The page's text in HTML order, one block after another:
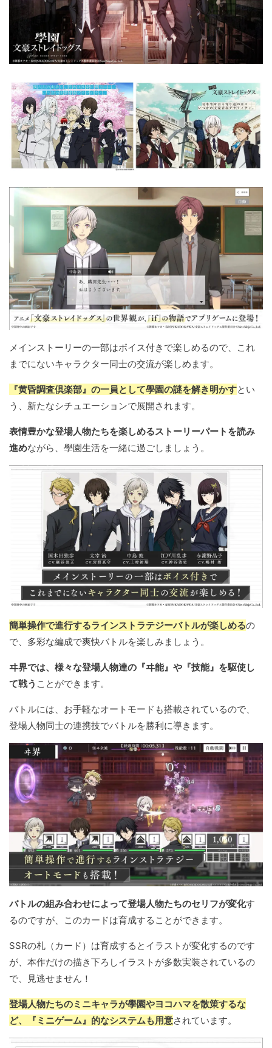
メインストーリーの一部はボイス付きで楽しめるので、これ
までにないキャラクター同士の交流が楽しめます。
『黄昏調査倶楽部』の一員として學園の謎を解き明かすとい
う、新たなシチュエーションで展開されます。
表情豊かな登場人物たちを楽しめるストーリーパートを読み
進めながら、學園生活を一緒に過ごしましょう。
簡単操作で進行するラインストラテジーバトルが楽しめるの
で、多彩な編成で爽快バトルを楽しみましょう。
ヰ界では、様々な登場人物達の『ヰ能』や『技能』を駆使し
て戦う ことができます。
バトルには、お手軽なオートモードも搭載されているので、
登場人物同士の連携技でバトルを勝利に導きます。
バトルの組み合わせによって登場人物たちのセリフが変化す
るのですが、このカードは育成することができます。
SSRの札（カード）は育成するとイラストが変化するのです
が、本作だけの描き下ろしイラストが多数実装されているの
で、見逃せません！
登場人物たちのミニキャラが學園やヨコハマを散策するな
ど、『ミニゲーム』的なシステムも用意されています。